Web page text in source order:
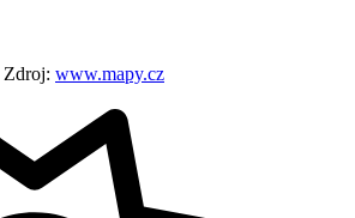
Zdroj: www.mapy.cz